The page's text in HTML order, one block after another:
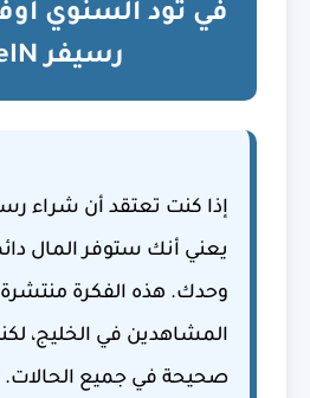
في تود السنوي
رسيفر beIN؟
إذا كنت تعتقد أن شراء
يعني أنك ستوفر المال
وحدك. هذه الفكرة منتشرة
المشاهدين في الخليج،
صحيحة في جميع الحالات.